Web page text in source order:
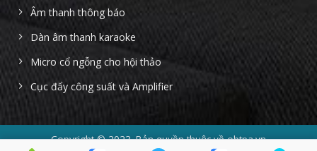
Âm thanh thông báo
Dàn âm thanh karaoke
Micro cổ ngỗng cho hội thảo
Cục đẩy công suất và Amplifier
Copyright © 2023. Bản quyền thuộc về obtpa.vn